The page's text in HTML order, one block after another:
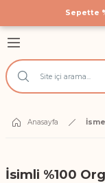
Sepette
Çıkış Seti
Nevresim Takımları
Nevresim Takımları
Bodyler
Doğum Günü Body ve
Anasayfa
İsimli %100